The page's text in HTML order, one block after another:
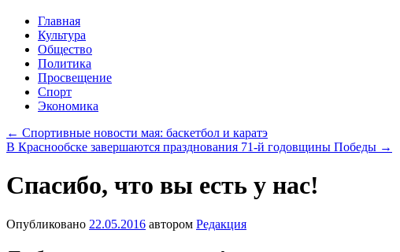
Перейти
содержимому
Главная
Культура
Общество
Политика
Просвещение
Спорт
Экономика
← Спортивные новости мая: баскетбол и каратэ
В Краснообске завершаются празднования 71-й годовщины Победы →
Спасибо, что вы есть у нас!
Опубликовано 22.05.2016 автором Редакция